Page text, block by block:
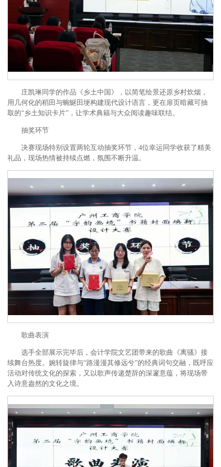
庄凯琳同学的作品《乡土中国》，以简笔绘景还原乡村炊烟，
用几何化的稻田与蜿蜒田埂构建现代设计语言，更在扉页暗藏可抽
取的“乡土知识卡片”，让学术典籍与大众阅读趣味联结。
抽奖环节
决赛现场特别设置两轮互动抽奖环节，4位幸运同学收获了精美
礼品，现场热情被持续点燃，氛围不断升温。
歌曲表演
选手全部展示完毕后，会计学院文艺团带来的歌曲《离骚》接
续舞台热度。婉转旋律与“路漫漫其修远兮”的经典词句交融，既呼应
活动对传统文化的探索，又以歌声传递楚辞的深邃意蕴，将现场带
入诗意盎然的文化之境。